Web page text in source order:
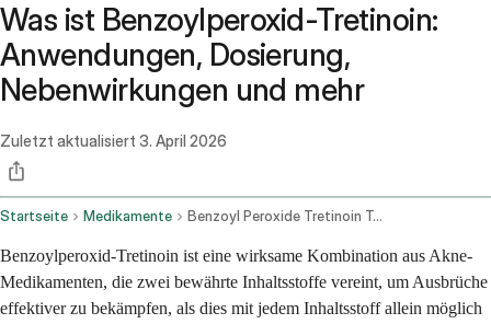
Was ist Benzoylperoxid-Tretinoin:
Anwendungen, Dosierung,
Nebenwirkungen und mehr
Zuletzt aktualisiert 3. April 2026
Startseite Medikamente Benzoyl Peroxide Tretinoin Topical Application Route
Benzoylperoxid-Tretinoin ist eine wirksame Kombination aus Akne-
Medikamenten, die zwei bewährte Inhaltsstoffe vereint, um Ausbrüche
effektiver zu bekämpfen, als dies mit jedem Inhaltsstoff allein möglich